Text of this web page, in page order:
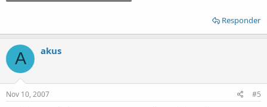
Responder
A akus
Nov 10, 2007 #5